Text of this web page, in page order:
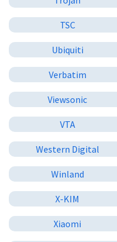
TSC
Ubiquiti
Verbatim
Viewsonic
VTA
Western Digital
Winland
X-KIM
Xiaomi